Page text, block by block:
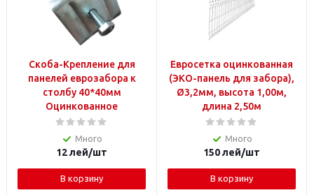
Скоба-Крепление для
панелей еврозабора к
столбу 40*40мм
Оцинкованное
Много
12лей/шт
В корзину
Евросетка оцинкованная
(ЭКО-панель для забора),
Ø3,2мм, высота 1,00м,
длина 2,50м
Много
150лей/шт
В корзину